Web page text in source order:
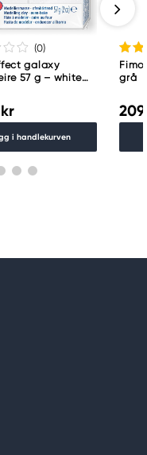
(0)
galaxy
57 g – white
i handlekurven
grå